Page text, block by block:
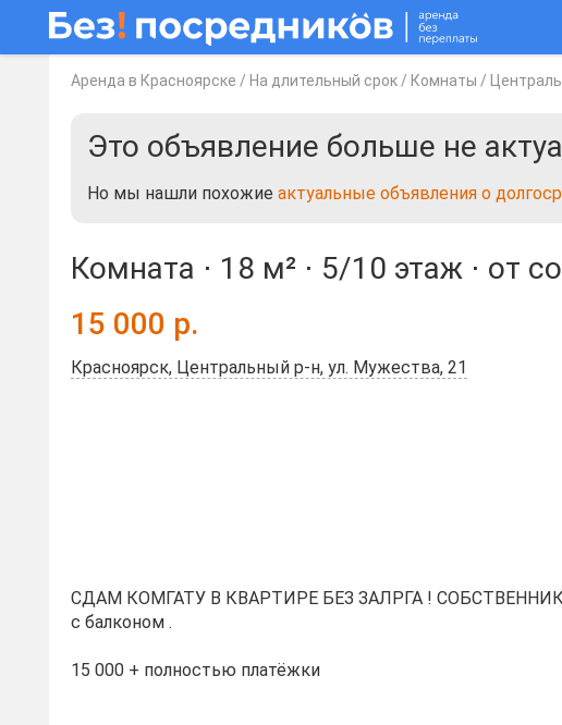
Аренда в Красноярске / На длительный срок / Комнаты /
Это объявление больше не
Но мы нашли похожие актуальные объявления о
Комната ⋅ 18 м² ⋅ 5/10 этаж ⋅ от
15 000 р.
Красноярск, Центральный р-н, ул. Мужества, 21
СДАМ КОМГАТУ В КВАРТИРЕ БЕЗ ЗАЛРГА ! СОБСТВЕННИК
с балконом .
15 000 + полностью платёжки